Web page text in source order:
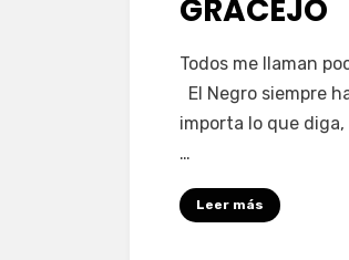
GRACEJO
por vonnelara
Deja un comentario
Todos me llaman
El Negro siempre
importa lo que
…
Leer más